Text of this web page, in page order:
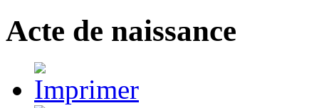
Acte de naissance